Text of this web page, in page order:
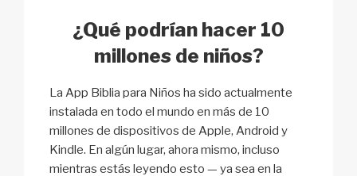
¿Qué podrían hacer 10
millones de niños?
La App Biblia para Niños ha sido actualmente
instalada en todo el mundo en más de 10
millones de dispositivos de Apple, Android y
Kindle. En algún lugar, ahora mismo, incluso
mientras estás leyendo esto — ya sea en la